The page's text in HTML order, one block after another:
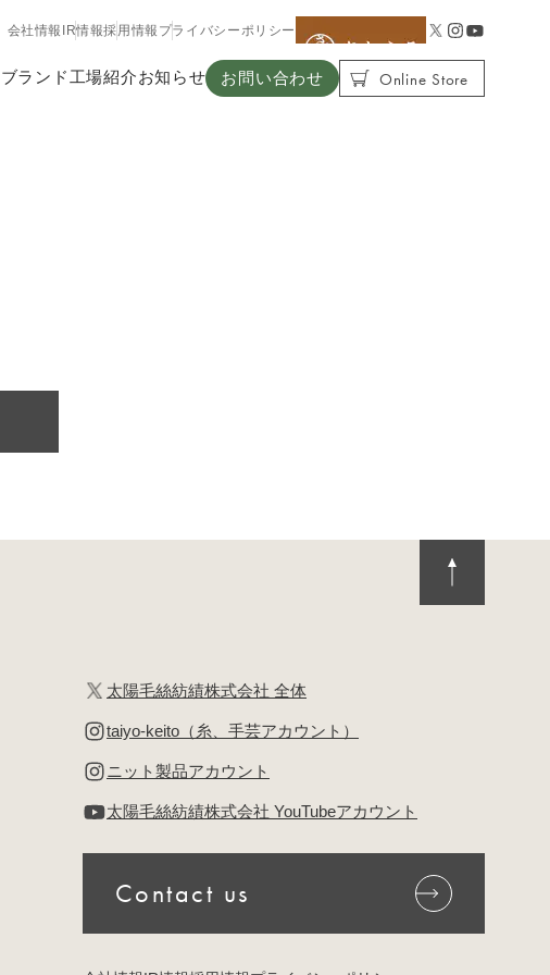
ブランド 工場紹介お知らせ お問い合わせ Online Store
会社情報 IR情報採用情報 プライバシーポリシー
太陽毛絲紡績株式会社 全体
taiyo-keito（糸、手芸アカウント）
ニット製品アカウント
太陽毛絲紡績株式会社 YouTubeアカウント
Contact us